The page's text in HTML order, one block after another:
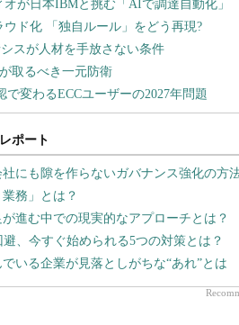
ポート
にも隙を作らないガバナンス強化の方
務」とは？
進む中での現実的なアプローチとは？
、今すぐ始められる5つの対策とは？
いる企業が見落としがちな“あれ”とは